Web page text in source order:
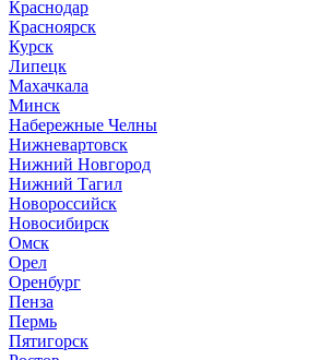
Краснодар
Красноярск
Курск
Липецк
Махачкала
Минск
Набережные Челны
Нижневартовск
Нижний Новгород
Нижний Тагил
Новороссийск
Новосибирск
Омск
Орел
Оренбург
Пенза
Пермь
Пятигорск